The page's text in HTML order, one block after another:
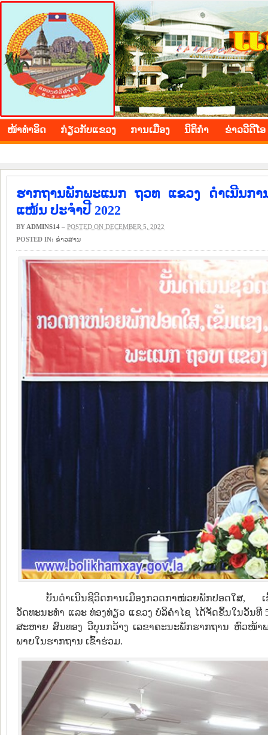
BOLIKHAMXAY PROVINCE
ໜ້າ​ທຳ​ອິດ ​ກ່ຽວ​ກັບ​ແຂວງ ​ການ​ເມືອງ ນິ​ຕິ​ກຳ ຂ່າວ​ວີ​ດີ​ໂອ
ຮາກຖານພັກພະແນກ ຖວທ ແຂວງ ດໍາເນີນ
ແໜ້ນ ປະຈໍາປີ 2022
BY ADMINS14 – POSTED ON DECEMBER 5, 2022
POSTED IN: ​ຂ່າວ​ສານ
ບັ້ນດຳເນີນຊີວິດການເມືອງກວດກາໜ່ວຍພັກປອດໃ
ວັດທະນະທຳ ແລະ ທ່ອງທ່ຽວ ແຂວງ ບໍລິຄຳໄຊ ໄດ້ຈັດຂຶ້ນໃນວັນທີ
ສະຫາຍ ສົນທອງ ວີບຸນກວ້າງ ເລຂາຄະນະພັກຮາກຖານ ຫົວໜ້
ພາຍໃນຮາກຖານ ເຂົ້າຮ່ວມ.